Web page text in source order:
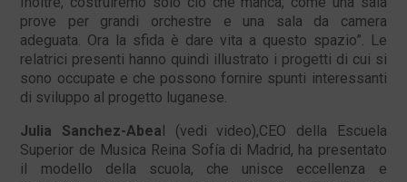
prove per grandi orchestre e una sala da camera
adeguata. Ora la sfida è dare vita a questo spazio”. Le
relatrici presenti hanno quindi illustrato i progetti di cui si
sono occupate e che possono fornire spunti interessanti
di sviluppo al progetto luganese.
Julia Sanchez-Abeal (vedi video),CEO della Escuela
Superior de Musica Reina Sofía di Madrid, ha presentato
il modello della scuola, che unisce eccellenza e